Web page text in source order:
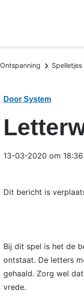
Ontspanning Spelletjes
Door System
13-03-2020 om
Dit bericht is
Bij dit spel is het de
ontstaat. De letters
gehaald. Zorg wel
vrede.